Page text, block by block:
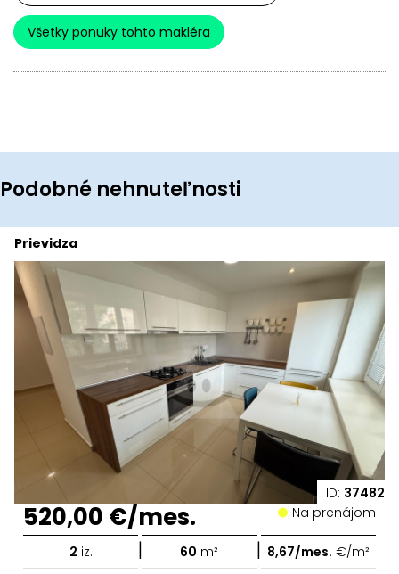
Všetky ponuky tohto makléra
Podobné nehnuteľnosti
ID: 37482
Prievidza
520,00 €/mes. Na prenájom
2 iz. | 60 m² | 8,67/mes. €/m²